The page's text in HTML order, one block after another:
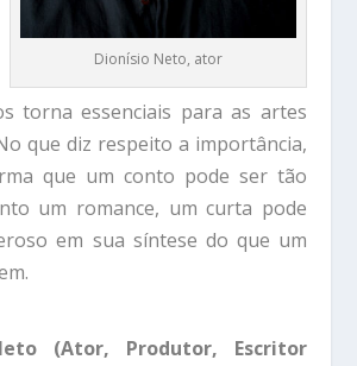
Dionísio Neto, ator
torna essenciais para as artes
que diz respeito a importância,
que um conto pode ser tão
um romance, um curta pode
em sua síntese do que um
(Ator, Produtor, Escritor